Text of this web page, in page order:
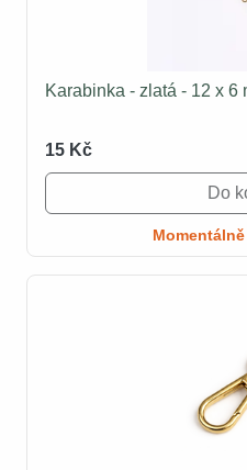
Karabinka - zlatá - 12 x 6
15 Kč
Do